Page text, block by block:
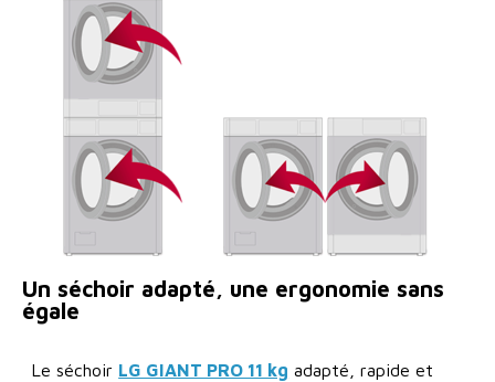
Un séchoir adapté, une ergonomie sans
égale
Le séchoir LG GIANT PRO 11 kg adapté, rapide et